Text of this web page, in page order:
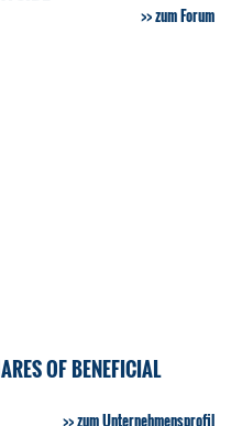
zum Forum
OF BENEFICIAL
zum Unternehmensprofil